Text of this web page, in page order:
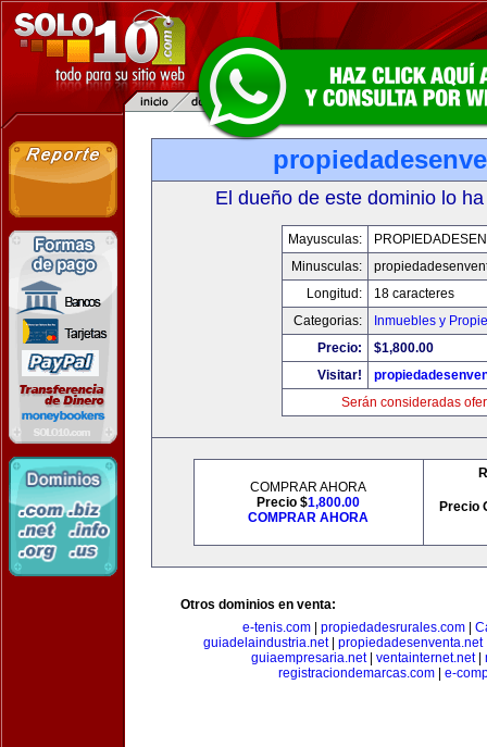
El dueño de este dominio lo
Mayusculas:
Minusculas:
Longitud:
18 caracteres
Categorias:
Inmuebles y
Precio:
$1,800.00
Visitar!
Serán consideradas
COMPRAR AHORA
Precio $1,800.00
COMPRAR AHORA
Precio
Otros dominios en venta:
e-tenis.com
propiedadesrurales.com
guiadelaindustria.net propiedadesenventa.net
guiaempresaria.net| ventainternet.net|
registraciondemarcas.com| e-